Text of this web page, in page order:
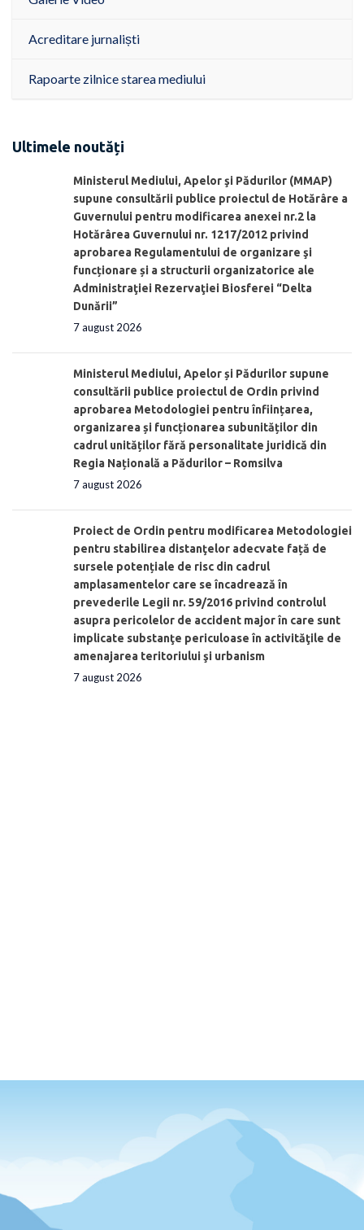
Acreditare jurnaliști
Rapoarte zilnice starea mediului
Ultimele noutăți
Ministerul Mediului, Apelor şi Pădurilor (MMAP)
supune consultării publice proiectul de Hotărâre a
Guvernului pentru modificarea anexei nr.2 la
Hotărârea Guvernului nr. 1217/2012 privind
aprobarea Regulamentului de organizare şi
funcționare și a structurii organizatorice ale
Administraţiei Rezervaţiei Biosferei “Delta
Dunării”
7 august 2026
Ministerul Mediului, Apelor și Pădurilor supune
consultării publice proiectul de Ordin privind
aprobarea Metodologiei pentru înființarea,
organizarea și funcționarea subunităților din
cadrul unităților fără personalitate juridică din
Regia Națională a Pădurilor – Romsilva
7 august 2026
Proiect de Ordin pentru modificarea Metodologiei
pentru stabilirea distanţelor adecvate față de
sursele potențiale de risc din cadrul
amplasamentelor care se încadrează în
prevederile Legii nr. 59/2016 privind controlul
asupra pericolelor de accident major în care sunt
implicate substanţe periculoase în activităţile de
amenajarea teritoriului şi urbanism
7 august 2026